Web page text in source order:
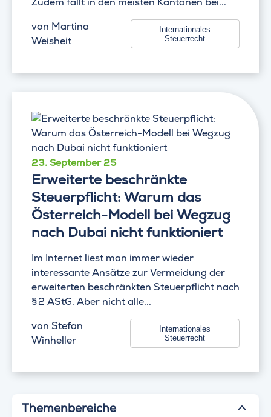
von Martina
Weisheit
Internationales
Steuerrecht
23. September 25
Erweiterte beschränkte
Steuerpflicht: Warum das
Österreich-Modell bei Wegzug
nach Dubai nicht funktioniert
Im Internet liest man immer wieder
interessante Ansätze zur Vermeidung der
erweiterten beschränkten Steuerpflicht nach
§ 2 AStG. Aber nicht alle...
von Stefan
Winheller
Internationales
Steuerrecht
Themenbereiche